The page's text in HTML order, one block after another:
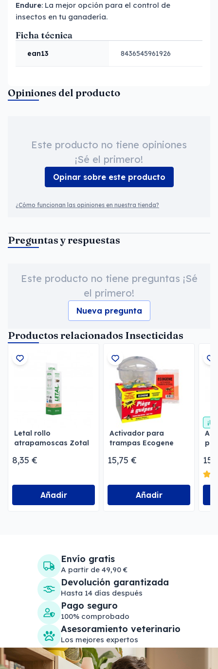
Endure: La mejor opción para el control de
insectos en tu ganadería.
Ficha técnica
ean13 8436545961926
Opiniones del producto
Este producto no tiene opiniones
¡Sé el primero!
Opinar sobre este producto
¿Cómo funcionan las opiniones en nuestra tienda?
Preguntas y respuestas
Este producto no tiene preguntas ¡Sé
el primero!
Nueva pregunta
Productos relacionados Insecticidas
Letal rollo
atrapamoscas Zotal
8,35 €
Añadir
Activador para
trampas Ecogene
moscas
15,75 €
Añadir
Envío gratis
A partir de 49,90 €
Devolución garantizada
Hasta 14 días después
Pago seguro
100% comprobado
Asesoramiento veterinario
Los mejores expertos